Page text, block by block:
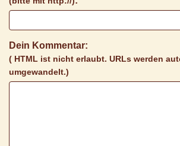
Dein Kommentar:
( HTML ist nicht erlaubt. URLs werden
umgewandelt.)